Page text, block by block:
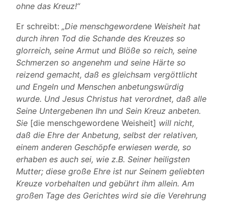
ohne das Kreuz!“
Er schreibt: „Die menschgewordene Weisheit hat
durch ihren Tod die Schande des Kreuzes so
glorreich, seine Armut und Blöße so reich, seine
Schmerzen so angenehm und seine Härte so
reizend gemacht, daß es gleichsam vergöttlicht
und Engeln und Menschen anbetungswürdig
wurde. Und Jesus Christus hat verordnet, daß alle
Seine Untergebenen Ihn und Sein Kreuz anbeten.
Sie [die menschgewordene Weisheit] will nicht,
daß die Ehre der Anbetung, selbst der relativen,
einem anderen Geschöpfe erwiesen werde, so
erhaben es auch sei, wie z.B. Seiner heiligsten
Mutter; diese große Ehre ist nur Seinem geliebten
Kreuze vorbehalten und gebührt ihm allein. Am
großen Tage des Gerichtes wird sie die Verehrung